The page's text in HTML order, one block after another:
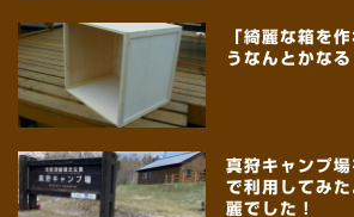
「綺麗な箱を
うなんとかな
真狩キャンプ
で利用してみ
麗でした！